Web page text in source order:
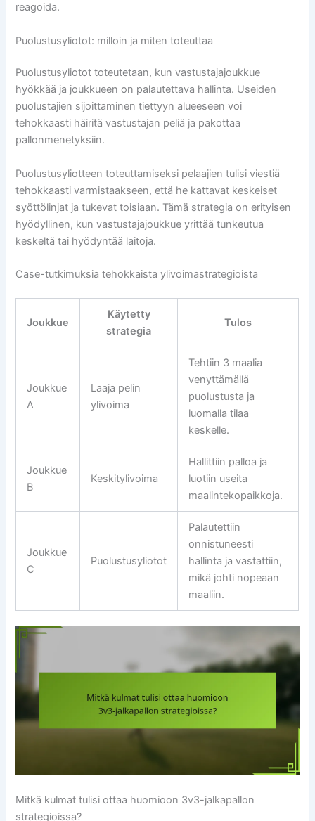
reagoida.
Puolustusyliotot: milloin ja miten toteuttaa
Puolustusyliotot toteutetaan, kun vastustajajoukkue
hyökkää ja joukkueen on palautettava hallinta. Useiden
puolustajien sijoittaminen tiettyyn alueeseen voi
tehokkaasti häiritä vastustajan peliä ja pakottaa
pallonmenetyksiin.
Puolustusyliotteen toteuttamiseksi pelaajien tulisi viestiä
tehokkaasti varmistaakseen, että he kattavat keskeiset
syöttölinjat ja tukevat toisiaan. Tämä strategia on erityisen
hyödyllinen, kun vastustajajoukkue yrittää tunkeutua
keskeltä tai hyödyntää laitoja.
Case-tutkimuksia tehokkaista ylivoimastrategioista
Joukkue
Käytetty
strategia
Tulos
Joukkue
A
Laaja pelin
ylivoima
Tehtiin 3 maalia
venyttämällä
puolustusta ja
luomalla tilaa
keskelle.
Joukkue
B
Keskitylivoima
Hallittiin palloa ja
luotiin useita
maalintekopaikkoja.
Joukkue
C
Puolustusyliotot
Palautettiin
onnistuneesti
hallinta ja vastattiin,
mikä johti nopeaan
maaliin.
Mitkä kulmat tulisi ottaa huomioon 3v3-jalkapallon
strategioissa?